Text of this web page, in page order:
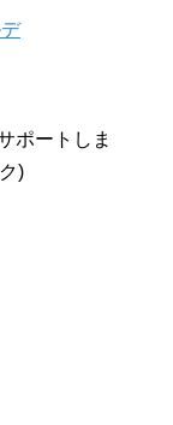
ポートしま
)